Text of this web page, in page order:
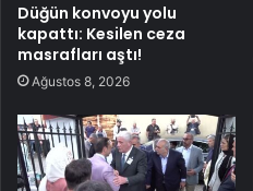
Düğün konvoyu yolu
kapattı: Kesilen ceza
masrafları aştı!
Ağustos 8, 2026